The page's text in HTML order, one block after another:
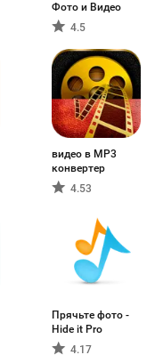
Фото и Видео
4.5
видео в MP3
конвертер
4.53
Прячьте фото -
Hide it Pro
4.17